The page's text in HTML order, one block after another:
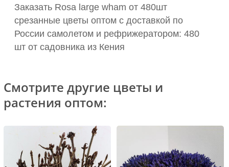
Заказать Rosa large wham от 480шт
срезанные цветы оптом с доставкой по
России самолетом и рефрижератором: 480
шт от садовника из Кения
Смотрите другие цветы и
растения оптом: